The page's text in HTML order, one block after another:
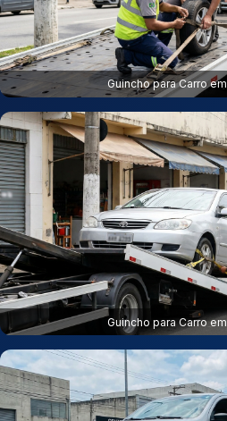
Guincho para Carro
Guincho para Carro